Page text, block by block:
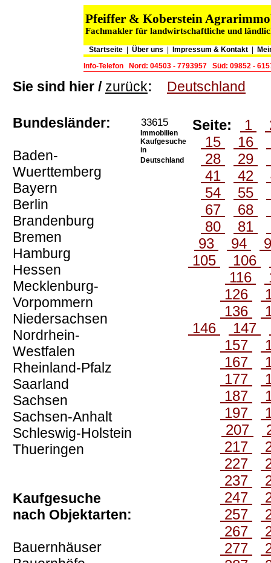
Pfeiffer & Koberstein
Fachmakler für landwirtschaftliche und
Startseite Über uns Impressum & Kontakt
Info-Telefon
Nord: 04503 - 7793957 Süd: 09852 -
Sie sind hier / zurück: Deutschland
Bundesländer:
Baden-
Wuerttemberg
Bayern
Berlin
Brandenburg
Bremen
Hamburg
Hessen
Mecklenburg-
Vorpommern
Niedersachsen
Nordrhein-
Westfalen
Rheinland-Pfalz
Saarland
Sachsen
Sachsen-Anhalt
Schleswig-Holstein
Thueringen
Kaufgesuche
nach Objektarten:
Bauernhäuser
33615
Immobilien
Kaufgesuche
in
Deutschland
Seite: 1
15
16
28
29
41
42
54
55
67
68
80
81
93
94
105
106
116
126
136
146
147
157
167
177
187
197
207
217
227
237
247
257
267
277